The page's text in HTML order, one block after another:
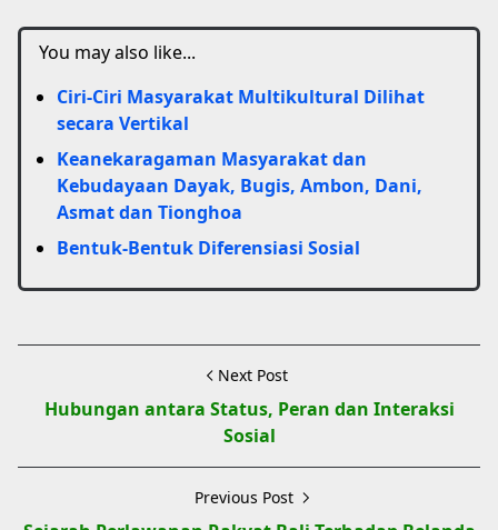
You may also like...
Ciri-Ciri Masyarakat Multikultural Dilihat
secara Vertikal
Keanekaragaman Masyarakat dan
Kebudayaan Dayak, Bugis, Ambon, Dani,
Asmat dan Tionghoa
Bentuk-Bentuk Diferensiasi Sosial
Next Post
Hubungan antara Status, Peran dan Interaksi
Sosial
Previous Post